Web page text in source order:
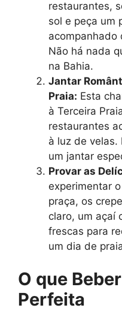
restaurantes,
sol e peça um
acompanhado
Não há nada
na Bahia.
Jantar
Praia: Esta
à Terceira
restaurantes
à luz de velas.
um jantar
Provar as
experimentar
praça, os
claro, um açaí
frescas para
um dia de
O que
Perfeita